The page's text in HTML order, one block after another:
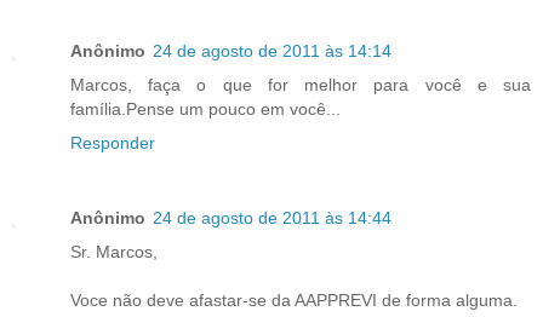
Anônimo 24 de agosto de 2011 às 14:14
Marcos, faça o que for melhor para você e sua
família.Pense um pouco em você...
Responder
Anônimo 24 de agosto de 2011 às 14:44
Sr. Marcos,
Voce não deve afastar-se da AAPPREVI de forma alguma.